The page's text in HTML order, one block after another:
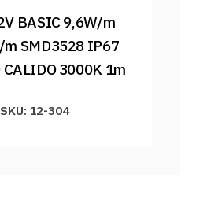
BASIC 9,6W/m
m SMD3528 IP67
CALIDO 3000K 1m
SKU: 12-304